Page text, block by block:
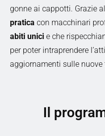
gonne ai cappotti. Grazie
pratica con macchinari
abiti unici e che
per poter intraprendere
aggiornamenti sulle
Il